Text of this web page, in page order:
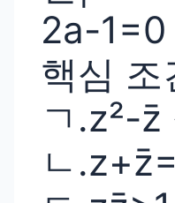
2a-
핵심 조
ㄱ.z²-z̄
ㄴ